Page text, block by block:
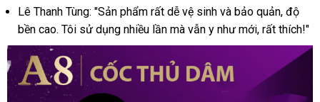
Lê Thanh Tùng: "Sản phẩm rất dễ vệ sinh và bảo quản, độ
bền cao. Tôi sử dụng nhiều lần mà vẫn y như mới, rất thích!"